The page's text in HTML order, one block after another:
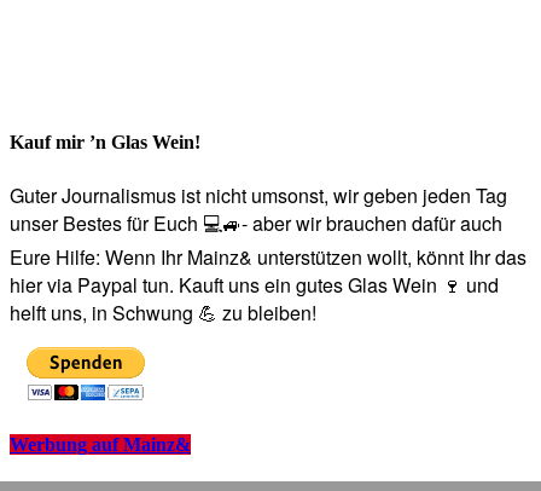
Kauf mir ’n Glas Wein!
Guter Journalismus ist nicht umsonst, wir geben jeden Tag
unser Bestes für Euch 💻🚙- aber wir brauchen dafür auch
Eure Hilfe: Wenn Ihr Mainz& unterstützen wollt, könnt Ihr das
hier via Paypal tun. Kauft uns ein gutes Glas Wein 🍷 und
helft uns, in Schwung 💪 zu bleiben!
Werbung auf Mainz&